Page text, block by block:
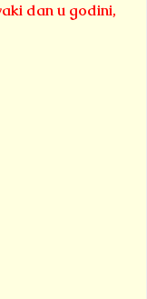
dan u godini,